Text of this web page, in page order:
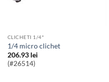
CLICHETI 1/4"
1/4 micro clichet
206.93 lei
(#26514)